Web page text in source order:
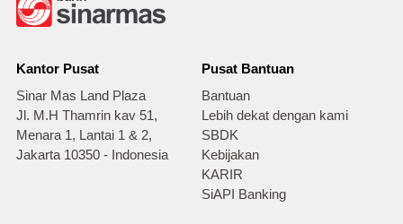
Kantor Pusat
Sinar Mas Land Plaza
Jl. M.H Thamrin kav 51,
Menara 1, Lantai 1 & 2,
Jakarta 10350 - Indonesia
Pusat Bantuan
Bantuan
Lebih dekat dengan kami
SBDK
Kebijakan
KARIR
SiAPI Banking